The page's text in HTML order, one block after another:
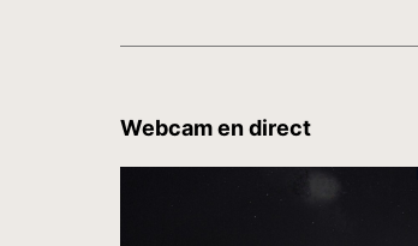
Webcam en direct